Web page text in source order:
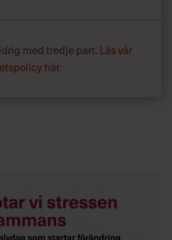
med tredje part. Läs vår
här.